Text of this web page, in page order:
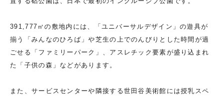
391,777㎡の敷地内には、「ユニバーサルデザイン」の遊具が
揃う「みんなのひろば」や芝生の上でのんびりとした時間が過
ごせる「ファミリーパーク」、アスレチック要素が盛り込まれ
た「子供の森」などがあります。
また、サービスセンターや隣接する世田谷美術館には授乳スペ